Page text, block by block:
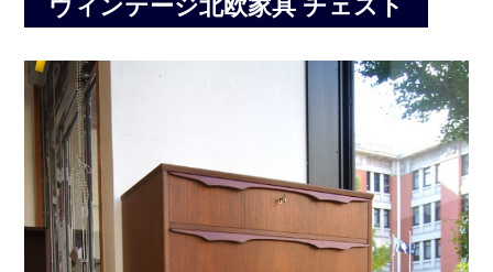
ヴィンテージ北欧家具 チェスト